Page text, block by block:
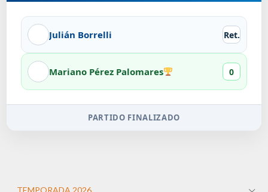
Julián Borrelli Ret.
Mariano Pérez Palomares 0
PARTIDO FINALIZADO
TEMPORADA 2026